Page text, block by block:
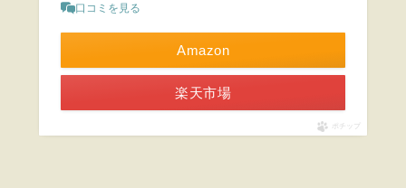
口コミを見る
Amazon
楽天市場
ポチップ